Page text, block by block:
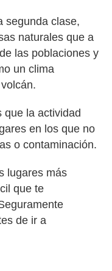
segunda clase,
naturales que a
las poblaciones y
un clima
que la actividad
en los que no
o contaminación.
lugares más
que te
de ir a